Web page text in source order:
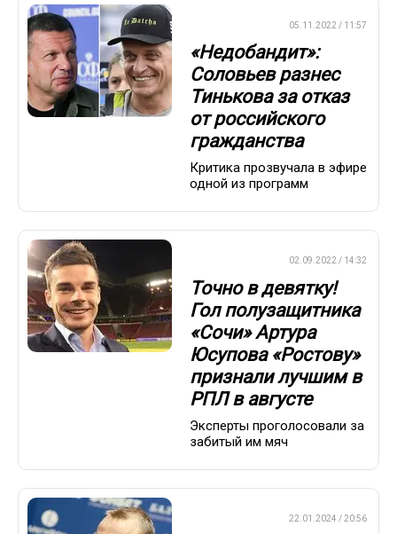
05.11.2022 / 11:57
«Недобандит»:
Соловьев разнес
Тинькова за отказ
от российского
гражданства
Критика прозвучала в эфире
одной из программ
02.09.2022 / 14:32
Точно в девятку!
Гол полузащитника
«Сочи» Артура
Юсупова «Ростову»
признали лучшим в
РПЛ в августе
Эксперты проголосовали за
забитый им мяч
22.01.2024 / 20:56